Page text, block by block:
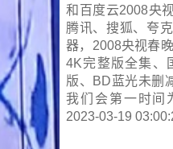
和百度云2008央
腾讯、搜狐、夸
器，2008央视春
4K完整版全集、
版、BD蓝光未删
我们会第一时间
2023-03-19